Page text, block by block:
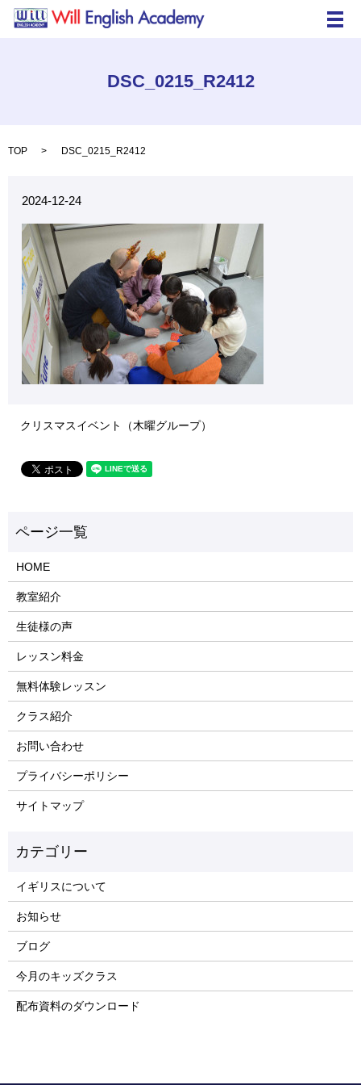
メ
DSC_0215_R2412
TOP DSC_0215_R2412
2024-12-24
クリスマスイベント（木曜グループ）
HOME
教室紹介
生徒様の声
レッスン料金
無料体験レッスン
クラス紹介
お問い合わせ
プライバシーポリシー
サイトマップ
イギリスについて
お知らせ
ブログ
今月のキッズクラス
配布資料のダウンロード